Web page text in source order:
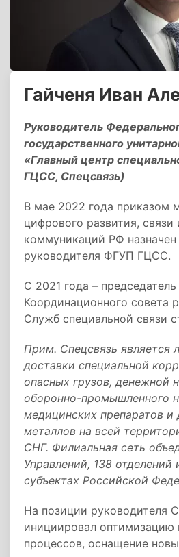
Гайченя Иван
Руководитель
государственного
«Главный центр
ГЦСС, Спецсвязь)
В мае 2022 года приказом
цифрового развития,
коммуникаций РФ
руководителя ФГУП ГЦСС.
С 2021 года – председатель
Координационного совета
Служб специальной связи
Прим. Спецсвязь является
доставки специальной
опасных грузов, денежной
оборонно-промышленного
медицинских препаратов и
металлов на всей
СНГ. Филиальная сеть
Управлений, 138 отделений
субъектах Российской
На позиции руководителя
инициировал оптимизацию
процессов, оснащение